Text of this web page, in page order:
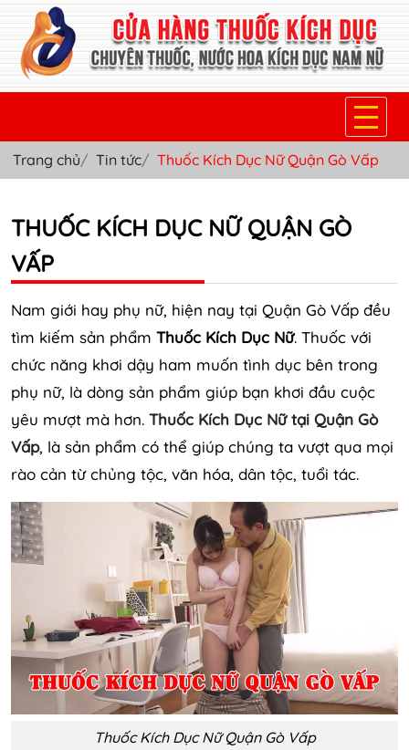
TRANG CHỦ
THUỐC NƯỚC KÍCH DỤC NAM
THUỐC VIÊN KÍCH DỤC NAM
SẢN PHẨM KHÁC
TIN TỨC & BLOG
Trang chủ Tin tức Thuốc Kích Dục Nữ Quận Gò Vấp
THUỐC KÍCH DỤC NỮ QUẬN GÒ
VẤP
Nam giới hay phụ nữ, hiện nay tại Quận Gò Vấp đều
tìm kiếm sản phẩm Thuốc Kích Dục Nữ. Thuốc với
chức năng khơi dậy ham muốn tình dục bên trong
phụ nữ, là dòng sản phẩm giúp bạn khơi đầu cuộc
yêu mượt mà hơn. Thuốc Kích Dục Nữ tại Quận Gò
Vấp, là sản phẩm có thể giúp chúng ta vượt qua mọi
rào cản từ chủng tộc, văn hóa, dân tộc, tuổi tác.
Thuốc Kích Dục Nữ Quận Gò Vấp